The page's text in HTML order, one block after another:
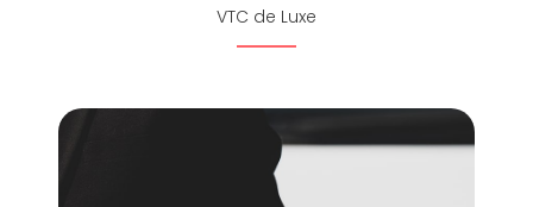
VTC de Luxe